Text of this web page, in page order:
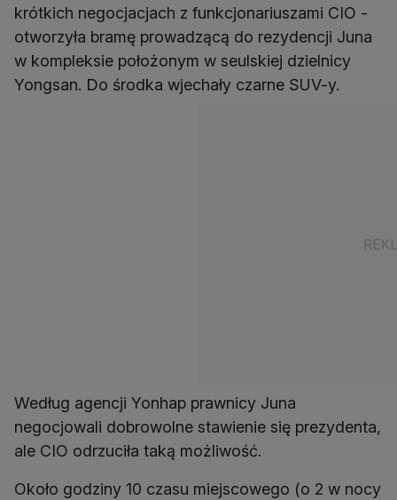
krótkich negocjacjach z funkcjonariuszami CIO -
otworzyła bramę prowadzącą do rezydencji Juna
w kompleksie położonym w seulskiej dzielnicy
Yongsan. Do środka wjechały czarne SUV-y.
Według agencji Yonhap prawnicy Juna
negocjowali dobrowolne stawienie się prezydenta,
ale CIO odrzuciła taką możliwość.
Około godziny 10 czasu miejscowego (o 2 w nocy